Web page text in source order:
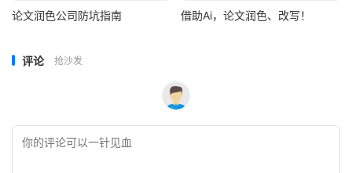
论文润色公司防坑指南 借助Ai，论文润色、改写！
评论 抢沙发